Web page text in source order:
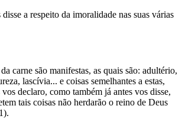
a respeito da imoralidade nas suas várias
carne são manifestas, as quais são: adultério,
lascívia... e coisas semelhantes a estas,
vos declaro, como também já antes vos disse,
tais coisas não herdarão o reino de Deus